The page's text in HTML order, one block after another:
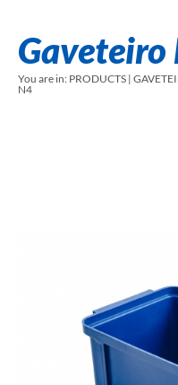
Gaveteiro
You are in: PRODUCTS |
N4